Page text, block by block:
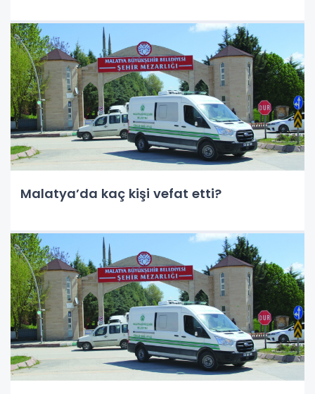
Malatya’da kaç kişi vefat etti?